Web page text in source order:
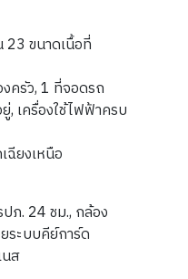
23 ขนาดเนื้อที่
ครัว, 1 ที่จอดรถ
, เครื่องใช้ไฟฟ้าครบ
ฉียงเหนือ
ภ. 24 ชม., กล้อง
ระบบคีย์การ์ด
ส